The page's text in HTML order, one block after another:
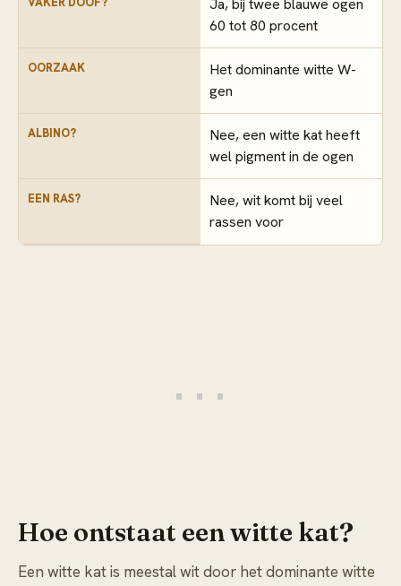
Ja, bij twee blauwe ogen
60 tot 80 procent
OORZAAK
Het dominante witte W-
gen
ALBINO?
Nee, een witte kat heeft
wel pigment in de ogen
EEN RAS?
Nee, wit komt bij veel
rassen voor
Hoe ontstaat een witte kat?
Een witte kat is meestal wit door het dominante witte